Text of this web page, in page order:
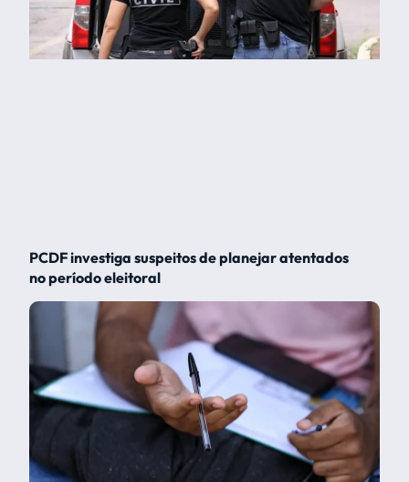
PCDF investiga suspeitos de planejar atentados
no período eleitoral